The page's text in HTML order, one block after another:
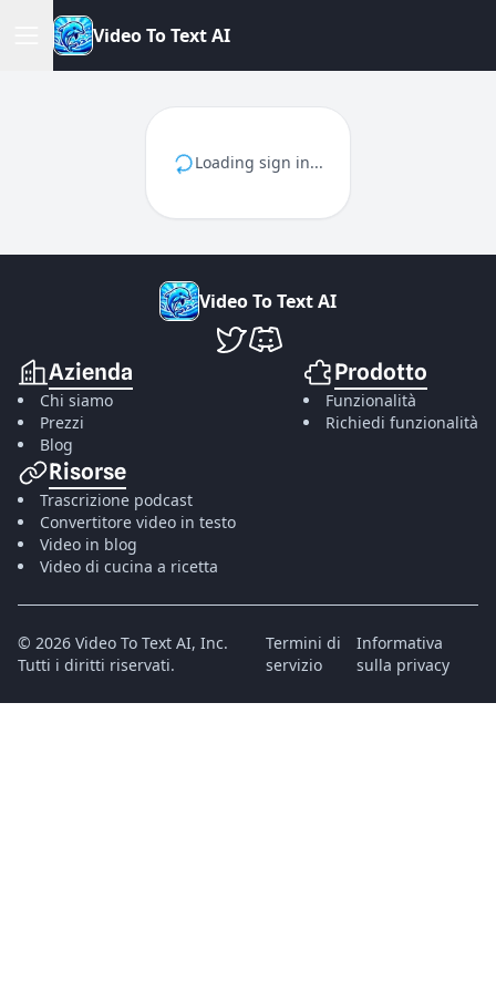
VideoToTextAI
Loading sign in...
VideoToTextAI
VideoToTextAI su Twitter
VideoToTextAI su Discord
Azienda
Chi siamo
Prezzi
Blog
Prodotto
Funzionalità
Richiedi funzionalità
Risorse
Trascrizione podcast
Convertitore video in testo
Video in blog
Video di cucina a ricetta
© 2026 Video To Text AI, Inc.
Tutti i diritti riservati.
Termini di
servizio
Informativa
sulla privacy